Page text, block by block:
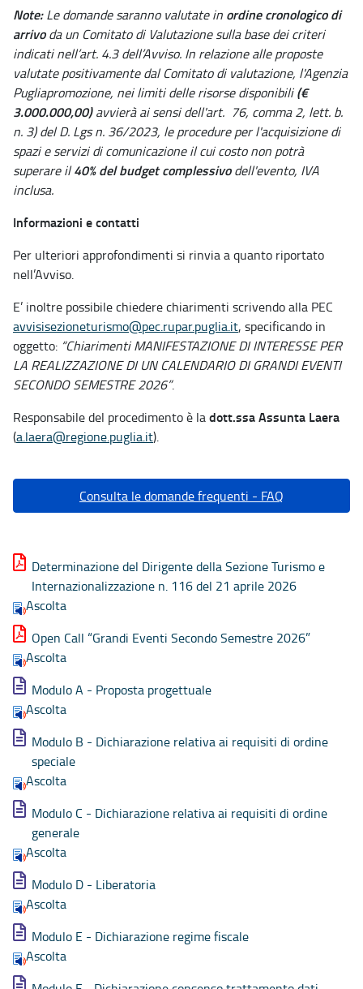
Note:Le domande saranno valutate in ordine cronologico di
arrivoda un Comitato di Valutazione sulla base dei criteri
indicati nell’art. 4.3 dell’Avviso. In relazione alle proposte
valutate positivamente dal Comitato di valutazione, l'Agenzia
Pugliapromozione, nei limiti delle risorse disponibili(€
3.000.000,00)avvierà ai sensi dell'art. 76, comma 2, lett. b.
n. 3) del D. Lgs n. 36/2023, le procedure per l'acquisizione di
spazi e servizi di comunicazione il cui costo non potrà
superare il40% del budget complessivodell'evento, IVA
inclusa.
Informazioni e contatti
Per ulteriori approfondimenti si rinvia a quanto riportato
nell’Avviso.
E’ inoltre possibile chiedere chiarimenti scrivendo alla PEC
avvisisezioneturismo@pec.rupar.puglia.it, specificando in
oggetto: “Chiarimenti MANIFESTAZIONE DI INTERESSE PER
LA REALIZZAZIONE DI UN CALENDARIO DI GRANDI EVENTI
SECONDO SEMESTRE 2026”.
Responsabile del procedimento è ladott.ssa Assunta Laera
(a.laera@regione.puglia.it).
Consulta le domande frequenti - FAQ
Determinazione del Dirigente della Sezione Turismo e
Internazionalizzazione n. 116 del 21 aprile 2026
Ascolta
Open Call “Grandi Eventi Secondo Semestre 2026”
Ascolta
Modulo A - Proposta progettuale
Ascolta
Modulo B - Dichiarazione relativa ai requisiti di ordine
speciale
Ascolta
Modulo C - Dichiarazione relativa ai requisiti di ordine
generale
Ascolta
Modulo D - Liberatoria
Ascolta
Modulo E - Dichiarazione regime fiscale
Ascolta